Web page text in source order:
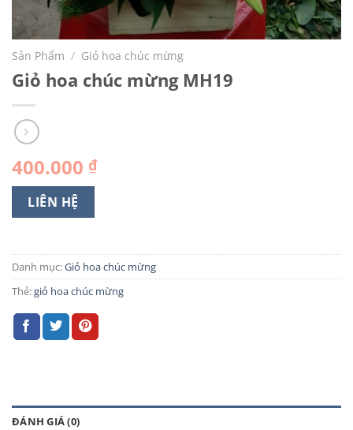
Sản Phẩm / Giỏ hoa chúc mừng
Giỏ hoa chúc mừng MH19
400.000 ₫
LIÊN HỆ
Danh mục:Giỏ hoa chúc mừng
Thẻ:giỏ hoa chúc mừng
ĐÁNH GIÁ (0)